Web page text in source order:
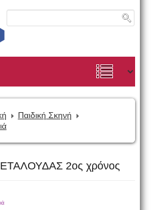
Παιδική Σκηνή
2ος χρόνος